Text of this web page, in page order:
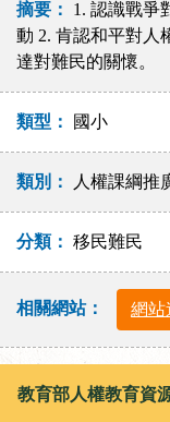
摘要：
1. 認識戰爭
動 2. 肯認和平對人
達對難民的關懷。
類型： 國小
類別： 人權課綱推
分類： 移民難民
相關網站： 網站
教育部人權教育資